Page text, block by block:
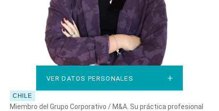
VER DATOS PERSONALES
VER DATOS PERSONALES
CHILE
Miembro del Grupo Corporativo / M&A. Su práctica profesional